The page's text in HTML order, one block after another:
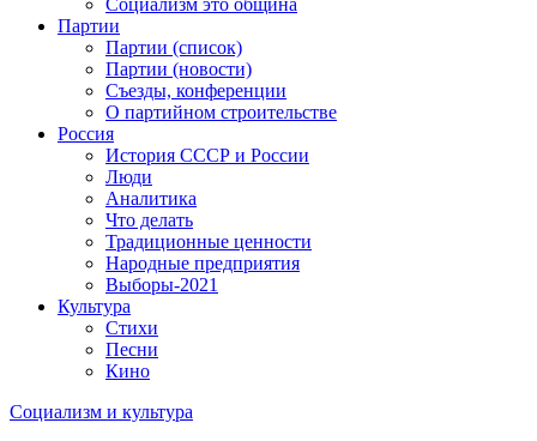
Социализм это община
Партии
Партии (список)
Партии (новости)
Съезды, конференции
О партийном строительстве
Россия
История СССР и России
Люди
Аналитика
Что делать
Традиционные ценности
Народные предприятия
Выборы-2021
Культура
Стихи
Песни
Кино
Социализм и культура